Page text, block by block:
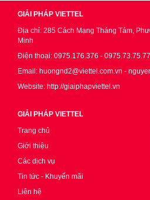
GIẢI PHÁP VIETTEL
Địa chỉ: 285 Cách Mạng Tháng Tám,
Minh
Điện thoại: 0975.176.376 - 0975.73.75.77
Email: huongnd2@viettel.com.vn -
Website: http://giaiphapviettel.vn
GIẢI PHÁP VIETTEL
Trang chủ
Giới thiệu
Các dịch vụ
Tin tức - Khuyến mãi
Liên hệ